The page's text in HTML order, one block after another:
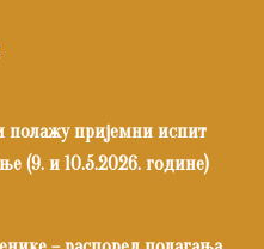
полажу пријемни испит
(9. и 10.5.2026. године)